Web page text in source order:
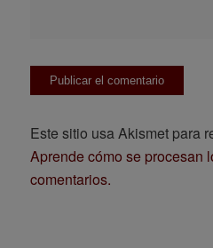
Este sitio usa Akismet para
Aprende cómo se procesan
comentarios.